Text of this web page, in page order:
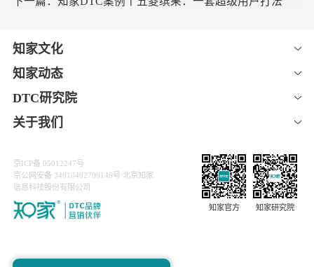
用户互动、提升品牌内容传播声量，实现产品种草，欢迎关注
「 知家DTC 」咨询详情。
上一篇：知家 DTC 超级用户运营：五菱「菱感」IP 重
下一篇：知家DTC案例丨五菱缤果：一套超级用户打